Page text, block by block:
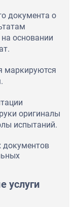
документа о
основании
маркируются
оригиналы
испытаний.
документов
услуги